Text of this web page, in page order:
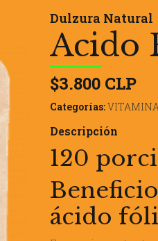
Dulzura Natural
Acido
$3.800 CLP
Categorías:
Descripción
120
ácido